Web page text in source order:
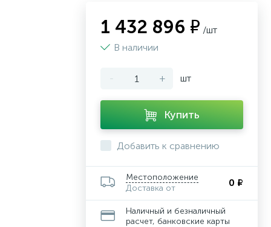
1 432 896 ₽ /шт
В наличии
- + шт
Купить
Добавить к сравнению
Местоположение
Доставка от
0 ₽
Наличный и безналичный
расчет, банковские карты